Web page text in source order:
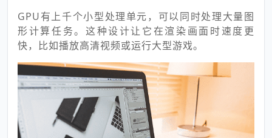
GPU有上千个小型处理单元，可以同时处理大量图
形计算任务。这种设计让它在渲染画面时速度更
快，比如播放高清视频或运行大型游戏。